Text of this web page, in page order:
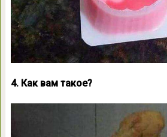
4. Как вам такое?